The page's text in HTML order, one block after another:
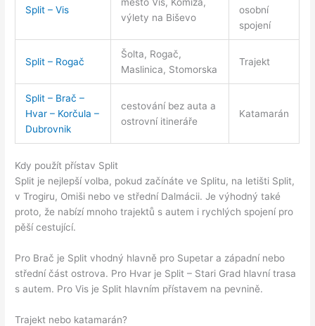
Split – Vis
výlety na Biševo
osobní
spojení
Split – Rogač
Šolta, Rogač,
Maslinica, Stomorska
Trajekt
Split – Brač –
Hvar – Korčula –
Dubrovnik
cestování bez auta a
ostrovní itineráře
Katamarán
Kdy použít přístav Split
Split je nejlepší volba, pokud začínáte ve Splitu, na letišti Split,
v Trogiru, Omiši nebo ve střední Dalmácii. Je výhodný také
proto, že nabízí mnoho trajektů s autem i rychlých spojení pro
pěší cestující.
Pro Brač je Split vhodný hlavně pro Supetar a západní nebo
střední část ostrova. Pro Hvar je Split – Stari Grad hlavní trasa
s autem. Pro Vis je Split hlavním přístavem na pevnině.
Trajekt nebo katamarán?